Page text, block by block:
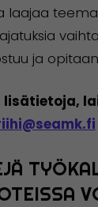
laajaa
ja